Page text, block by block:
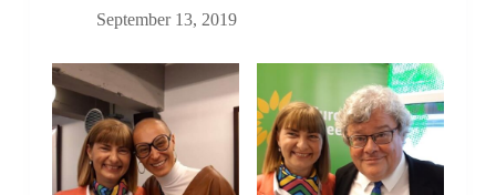
September 13, 2019